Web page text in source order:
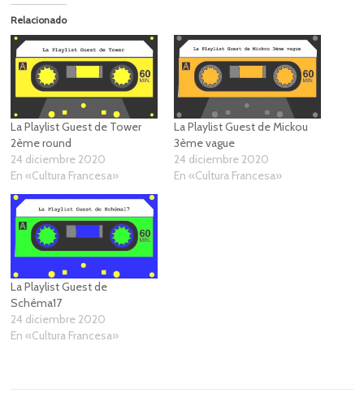
Relacionado
La Playlist Guest de Tower
2ème round
24 diciembre 2020
En «Cultura Francesa»
La Playlist Guest de Mickou
3ème vague
24 diciembre 2020
En «Cultura Francesa»
La Playlist Guest de
Schéma17
24 diciembre 2020
En «Cultura Francesa»